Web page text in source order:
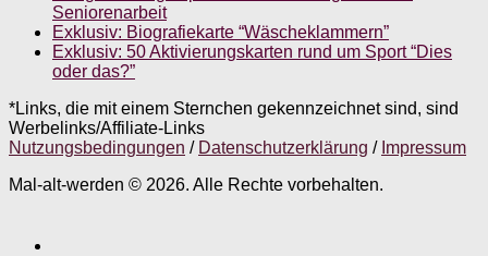
Seniorenarbeit
Exklusiv: Biografiekarte “Wäscheklammern”
Exklusiv: 50 Aktivierungskarten rund um Sport “Dies
oder das?”
*Links, die mit einem Sternchen gekennzeichnet sind, sind
Werbelinks/Affiliate-Links
Nutzungsbedingungen / Datenschutzerklärung / Impressum
Mal-alt-werden © 2026. Alle Rechte vorbehalten.